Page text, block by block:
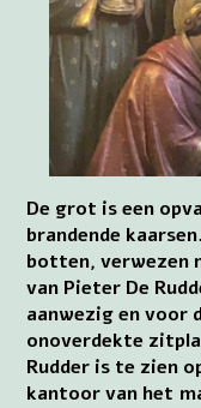
De grot is een
brandende
botten, verwezen
van Pieter De
aanwezig en voor
onoverdekte
Rudder is te zien
kantoor van het